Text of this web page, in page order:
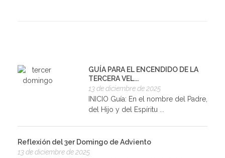
GUÍA PARA EL ENCENDIDO DE LA
TERCERA VEL...
13 de diciembre de 2025
INICIO Guía: En el nombre del Padre,
del Hijo y del Espíritu ...
Reflexión del 3er Domingo de Adviento
13 de diciembre de 2025